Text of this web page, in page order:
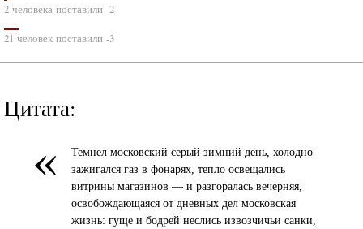
2 человека поставили -2
21 человек поставили -3
Цитата:
«
Темнел московский серый зимний день, холодно
зажигался газ в фонарях, тепло освещались
витрины магазинов — и разгоралась вечерняя,
освобождающаяся от дневных дел московская
жизнь: гуще и бодрей неслись извозчичьи санки,